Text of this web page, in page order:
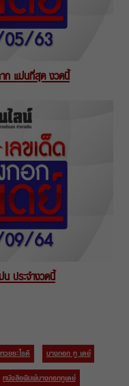
ก แม่นที่สุด งวดนี้
ประจำงวดนี้
ยอะไรดี
บางกอก ทู เดย์
หนังสือพิมพ์บางกอกทูเดย์